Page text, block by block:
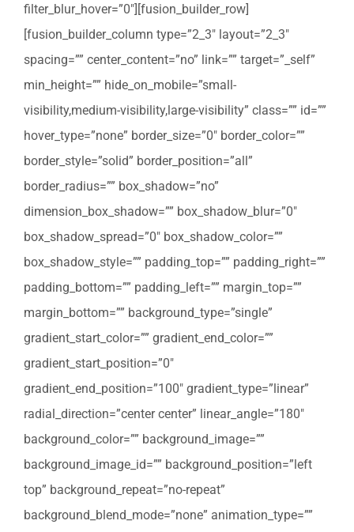
filter_blur_hover=”0″][fusion_builder_row]
[fusion_builder_column type=”2_3″ layout=”2_3″
spacing=”” center_content=”no” link=”” target=”_self”
min_height=”” hide_on_mobile=”small-
visibility,medium-visibility,large-visibility” class=”” id=””
hover_type=”none” border_size=”0″ border_color=””
border_style=”solid” border_position=”all”
border_radius=”” box_shadow=”no”
dimension_box_shadow=”” box_shadow_blur=”0″
box_shadow_spread=”0″ box_shadow_color=””
box_shadow_style=”” padding_top=”” padding_right=””
padding_bottom=”” padding_left=”” margin_top=””
margin_bottom=”” background_type=”single”
gradient_start_color=”” gradient_end_color=””
gradient_start_position=”0″
gradient_end_position=”100″ gradient_type=”linear”
radial_direction=”center center” linear_angle=”180″
background_color=”” background_image=””
background_image_id=”” background_position=”left
top” background_repeat=”no-repeat”
background_blend_mode=”none” animation_type=””